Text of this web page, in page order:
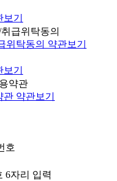
기
급위탁동의
위탁동의 약관보기
기
약관
약관보기
호
6자리 입력